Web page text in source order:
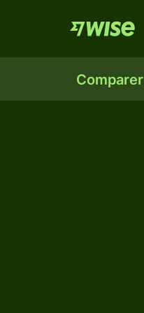
Comparer